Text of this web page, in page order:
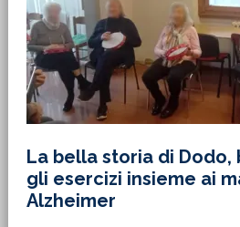
La bella storia di
gli esercizi insieme ai
Alzheimer